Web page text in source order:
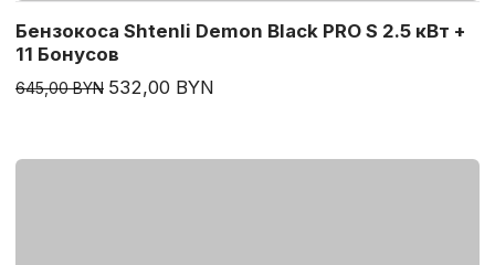
Бензокоса Shtenli Demon Black PRO S 2.5 кВт +
11 Бонусов
645,00 BYN 532,00 BYN